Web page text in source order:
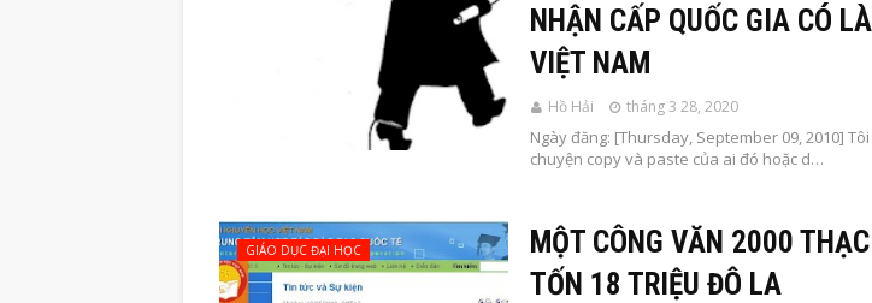
NHẬN CẤP QUỐC GIA CÓ
VIỆT NAM
Hồ Hải tháng 3 28, 2020
Ngày đăng: [Thursday, September 09, 2010]
chuyện copy và paste của ai đó hoặc d…
GIÁO DỤC ĐẠI HỌC
MỘT CÔNG VĂN 2000
TỐN 18 TRIỆU ĐÔ LA